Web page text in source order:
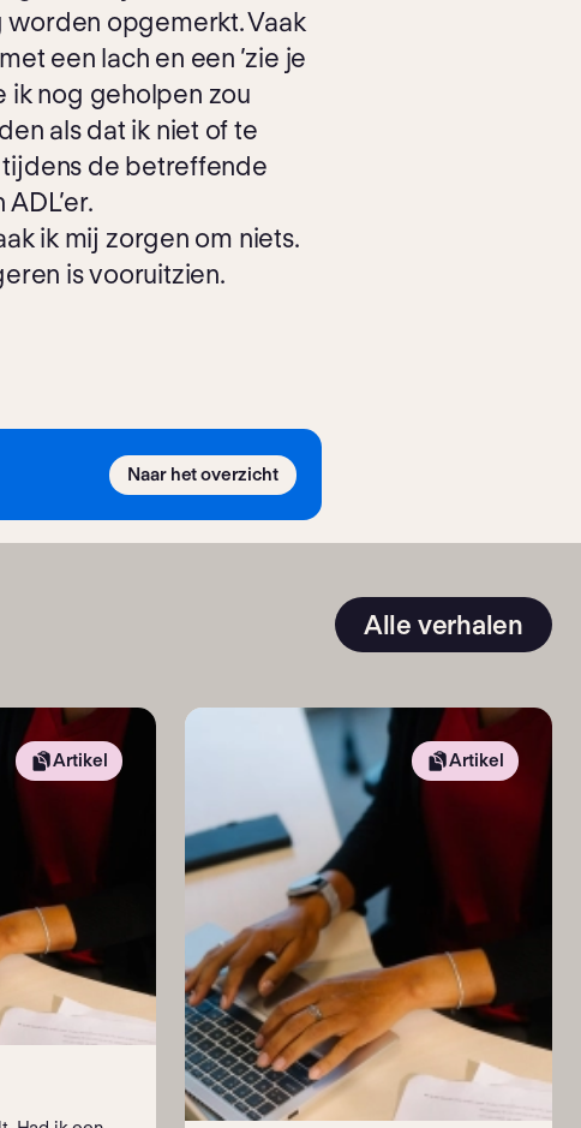
opgemerkt. Vaak
een lach en een ’zie je
ik nog geholpen zou
als dat ik niet of te
de betreffende
ik mij zorgen om niets.
is vooruitzien.
Naar het overzicht
Alle verhalen
Artikel Artikel